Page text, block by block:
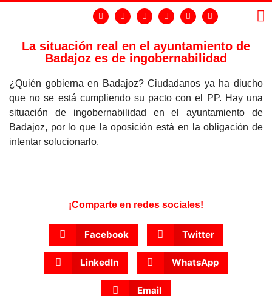
La situación real en el ayuntamiento de
Badajoz es de ingobernabilidad
¿Quién gobierna en Badajoz? Ciudadanos ya ha diucho
que no se está cumpliendo su pacto con el PP. Hay una
situación de ingobernabilidad en el ayuntamiento de
Badajoz, por lo que la oposición está en la obligación de
intentar solucionarlo.
¡Comparte en redes sociales!
Facebook Twitter
LinkedIn WhatsApp
Email